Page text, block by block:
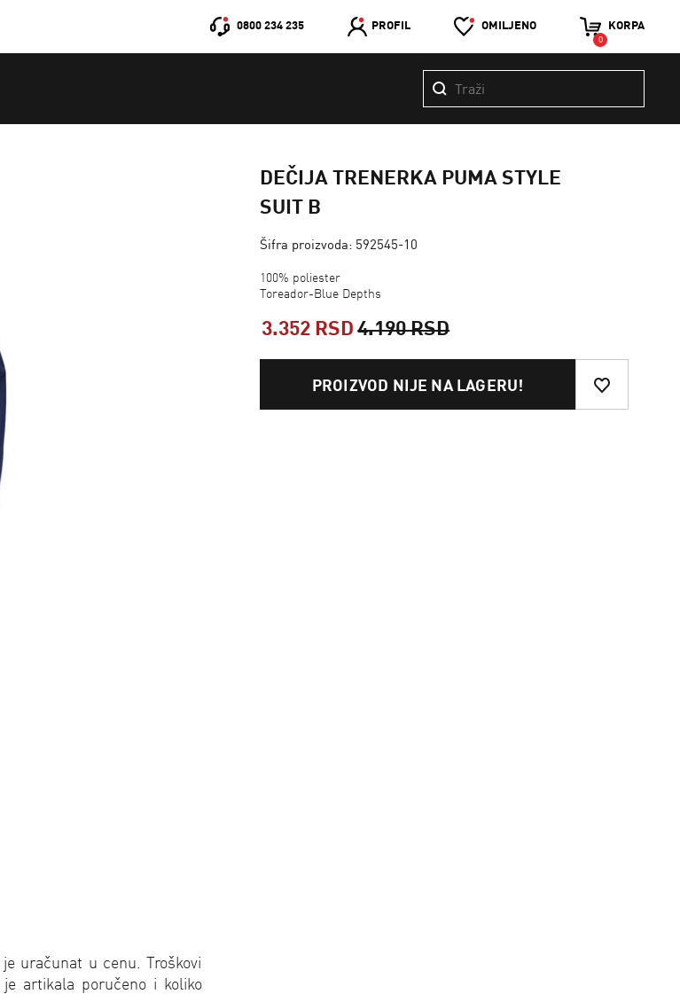
0800 234 235 PROFIL OMILJENO KORPA
0
uračunat u cenu. Troškovi
artikala poručeno i koliko
DEČIJA TRENERKA PUMA STYLE
SUIT B
Šifra proizvoda: 592545-10
100% poliester
Toreador-Blue Depths
3.352 RSD 4.190 RSD
PROIZVOD NIJE NA LAGERU!